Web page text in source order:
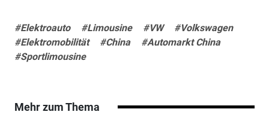
#Elektroauto #Limousine #VW
#Volkswagen
#Elektromobilität
#China
#Automarkt China
#Sportlimousine
Mehr zum Thema